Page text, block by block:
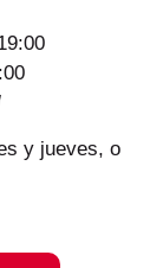
y jueves, o